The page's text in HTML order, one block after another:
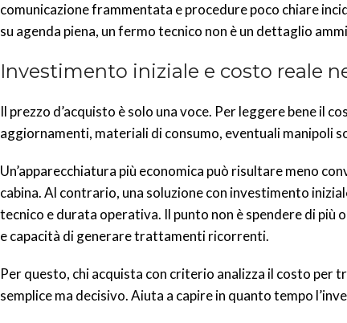
comunicazione frammentata e procedure poco chiare
su agenda piena, un fermo tecnico non è un dettaglio
Investimento iniziale e costo reale
Il prezzo d’acquisto è solo una voce. Per leggere bene il
aggiornamenti, materiali di consumo, eventuali manipoli
Un’apparecchiatura più economica può risultare meno
cabina. Al contrario, una soluzione con investimento
tecnico e durata operativa. Il punto non è spendere di
e capacità di generare trattamenti ricorrenti.
Per questo, chi acquista con criterio analizza il costo per
semplice ma decisivo. Aiuta a capire in quanto tempo